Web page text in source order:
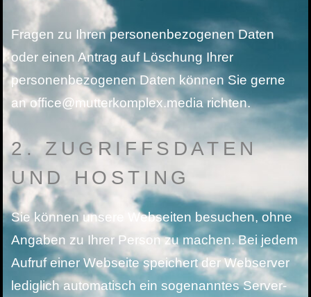
Fragen zu Ihren personenbezogenen Daten
oder einen Antrag auf Löschung Ihrer
personenbezogenen Daten können Sie gerne
an office@mutterkomplex.media richten.
2. ZUGRIFFSDATEN
UND HOSTING
Sie können unsere Webseiten besuchen, ohne
Angaben zu Ihrer Person zu machen. Bei jedem
Aufruf einer Webseite speichert der Webserver
lediglich automatisch ein sogenanntes Server-